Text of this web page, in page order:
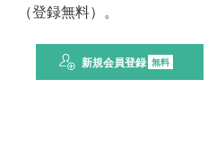
（登録無料）。
新規会員登録 無料